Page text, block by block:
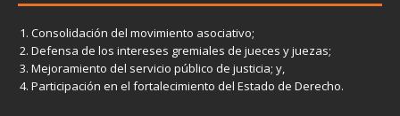
Consolidación del movimiento asociativo;
Defensa de los intereses gremiales de jueces y juezas;
Mejoramiento del servicio público de justicia; y,
Participación en el fortalecimiento del Estado de Derecho.